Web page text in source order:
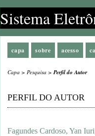
Sistema
capa sobre acesso
Capa > Pesquisa >Perfil do Autor
PERFIL DO AUTOR
Fagundes Cardoso, Yan